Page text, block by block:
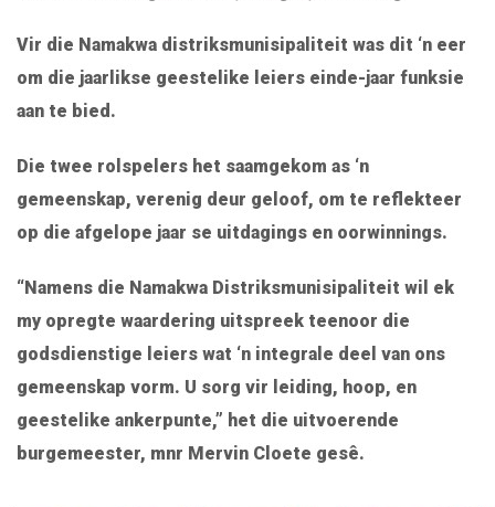
Vir die Namakwa distriksmunisipaliteit was dit ‘n eer
om die jaarlikse geestelike leiers einde-jaar funksie
aan te bied.
Die twee rolspelers het saamgekom as ‘n
gemeenskap, verenig deur geloof, om te reflekteer
op die afgelope jaar se uitdagings en oorwinnings.
“Namens die Namakwa Distriksmunisipaliteit wil ek
my opregte waardering uitspreek teenoor die
godsdienstige leiers wat ‘n integrale deel van ons
gemeenskap vorm. U sorg vir leiding, hoop, en
geestelike ankerpunte,” het die uitvoerende
burgemeester, mnr Mervin Cloete gesê.